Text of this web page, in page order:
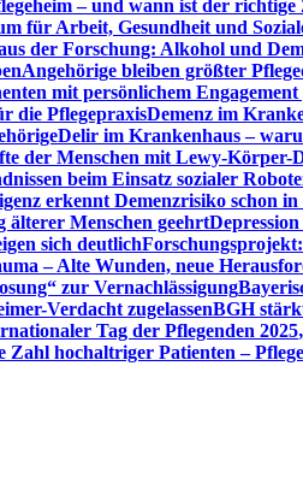
– und wann ist der
für Arbeit, Gesundheit und
der Forschung: Alkohol und
Angehörige bleiben größter
mit persönlichem Engagement
die PflegepraxisDemenz im
Delir im Krankenhaus –
der Menschen mit Lewy-Körper-
beim Einsatz sozialer
erkennt Demenzrisiko schon
Menschen geehrt
sich deutlich
– Alte Wunden, neue
zur Vernachlässigung
Verdacht zugelassenBGH
Tag der Pflegenden 2025
hochaltriger Patienten –